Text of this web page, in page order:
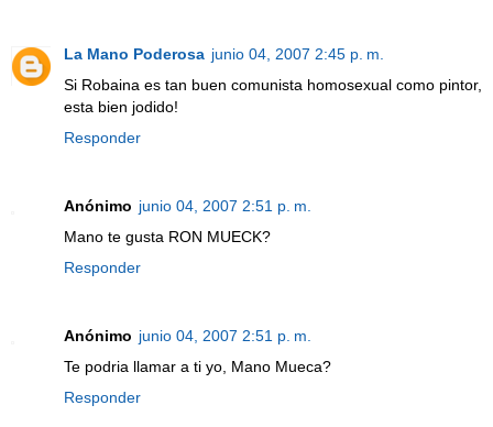
La Mano Poderosa junio 04, 2007 2:45 p. m.
Si Robaina es tan buen comunista homosexual como pintor,
esta bien jodido!
Responder
Anónimo junio 04, 2007 2:51 p. m.
Mano te gusta RON MUECK?
Responder
Anónimo junio 04, 2007 2:51 p. m.
Te podria llamar a ti yo, Mano Mueca?
Responder